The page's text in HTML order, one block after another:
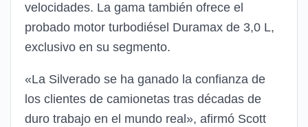
velocidades. La gama también ofrece el
probado motor turbodiésel Duramax de 3,0 L,
exclusivo en su segmento.
«La Silverado se ha ganado la confianza de
los clientes de camionetas tras décadas de
duro trabajo en el mundo real», afirmó Scott